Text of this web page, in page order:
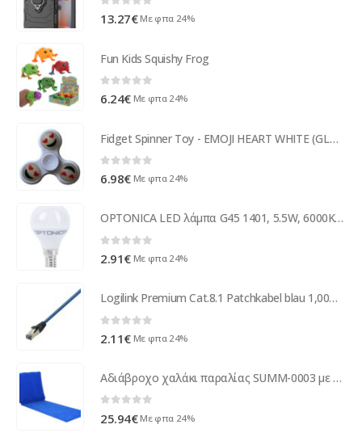
0 out of 5
13.27€ Με φπα 24%
Fun Kids Squishy Frog
0out of 5
6.24€ Με φπα 24%
Fidget Spinner Toy - EMOJI HEART WHITE (GLOW IN THE DARK)
0out of 5
6.98€ Με φπα 24%
OPTONICA LED λάμπα G45 1401, 5.5W, 6000K, E14, 450lm
0 out of 5
2.91€ Με φπα 24%
Logilink Premium Cat.8.1 Patchkabel blau 1,00m CQ8036S
2.11€ Με φπα 24%
Αδιάβροχο χαλάκι παραλίας SUMM-0003 με φουσκωτό μαξιλάρι, μπλε
25.94€ Με φπα 24%